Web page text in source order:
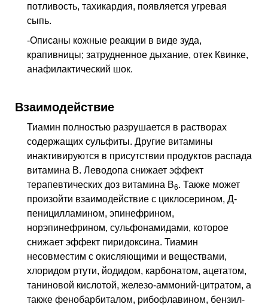
потливость, тахикардия, появляется угревая
сыпь.
-Описаны кожные реакции в виде зуда,
крапивницы; затрудненное дыхание, отек Квинке,
анафилактический шок.
Взаимодействие
Тиамин полностью разрушается в растворах
содержащих сульфиты. Другие витамины
инактивируются в присутствии продуктов распада
витамина В. Леводопа снижает эффект
терапевтических доз витамина B6. Также может
произойти взаимодействие с циклосерином, Д-
пеницилламином, эпинефрином,
норэпинефрином, сульфонамидами, которое
снижает эффект пиридоксина. Тиамин
несовместим с окисляющими и веществами,
хлоридом ртути, йодидом, карбонатом, ацетатом,
таниновой кислотой, железо-аммоний-цитратом, а
также фенобарбиталом, рибофлавином, бензил-